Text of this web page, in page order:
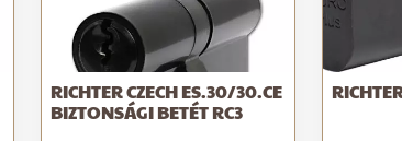
RICHTER CZECH ES.30/30.CE
BIZTONSÁGI BETÉT RC3